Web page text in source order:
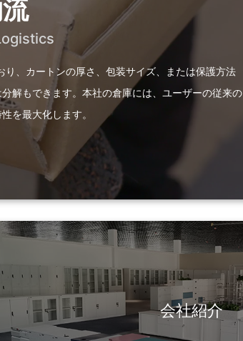
、カートンの厚さ、包装サイズ、または保護方法
解もできます。本社の倉庫には、ユーザーの従来の
を最大化します。
会社紹介